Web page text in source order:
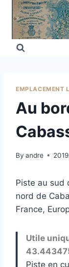
Skip
content
EMPLACEMENT
Au
By andre
Piste au sud
nord de
France,
Utile
Piste en